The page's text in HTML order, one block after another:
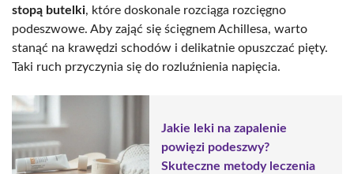
stopą butelki, które doskonale rozciąga rozcięgno
podeszwowe. Aby zająć się ścięgnem Achillesa, warto
stanąć na krawędzi schodów i delikatnie opuszczać pięty.
Taki ruch przyczynia się do rozluźnienia napięcia.
Jakie leki na zapalenie
powięzi podeszwy?
Skuteczne metody leczenia